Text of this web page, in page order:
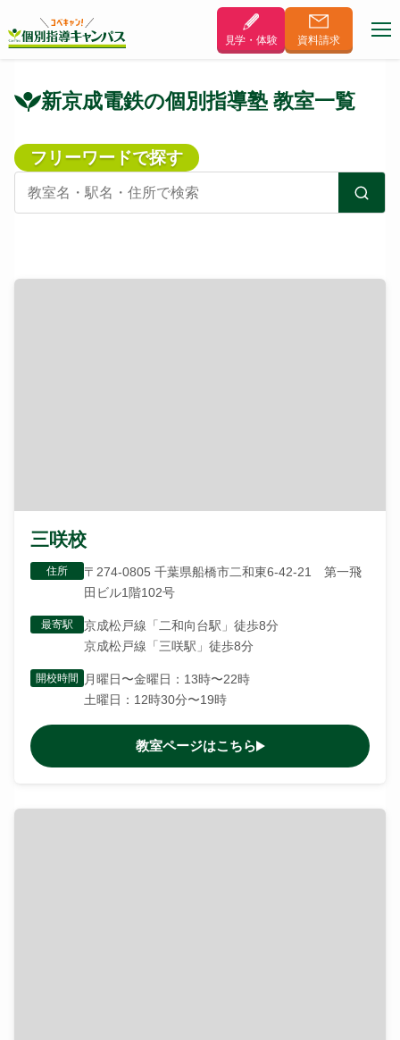
見学・体験 資料請求
新京成電鉄の個別指導塾 教室一覧
フリーワードで探す
三咲校
住所
〒274-0805 千葉県船橋市二和東6-42-21 第一飛
田ビル1階102号
最寄駅
京成松戸線「二和向台駅」徒歩8分
京成松戸線「三咲駅」徒歩8分
開校時間
月曜日〜金曜日：13時〜22時
土曜日：12時30分〜19時
教室ページはこちら